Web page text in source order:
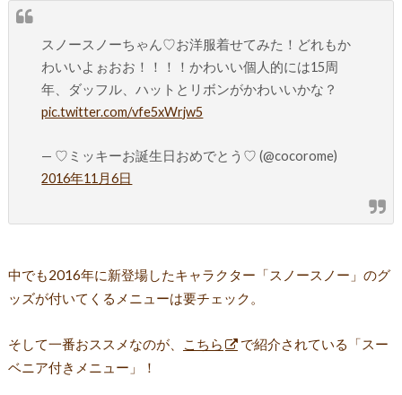
スノースノーちゃん♡お洋服着せてみた！どれもか
わいいよぉおお！！！！かわいい個人的には15周
年、ダッフル、ハットとリボンがかわいいかな？
pic.twitter.com/vfe5xWrjw5
— ♡ミッキーお誕生日おめでとう♡ (@cocorome)
2016年11月6日
中でも2016年に新登場したキャラクター「スノースノー」のグ
ッズが付いてくるメニューは要チェック。
そして一番おススメなのが、 こちら
で紹介されている「スー
ベニア付きメニュー」！